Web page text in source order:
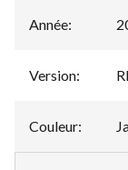
Année:
Version:
Couleur: